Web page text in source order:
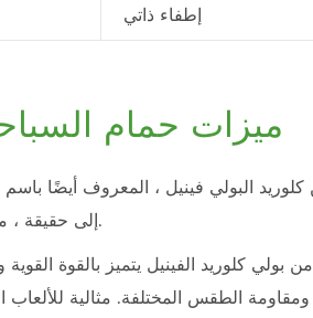
إطفاء ذاتي
ميزات حمام
البولي فينيل ، المعروف أيضًا
إلى حقيقة ، مما يتيح لك تحقيق حمام السباحة المثالي بسرعة.
كلوريد الفينيل يتميز بالقوة القوية
الطقس المختلفة. مثالية للألعاب